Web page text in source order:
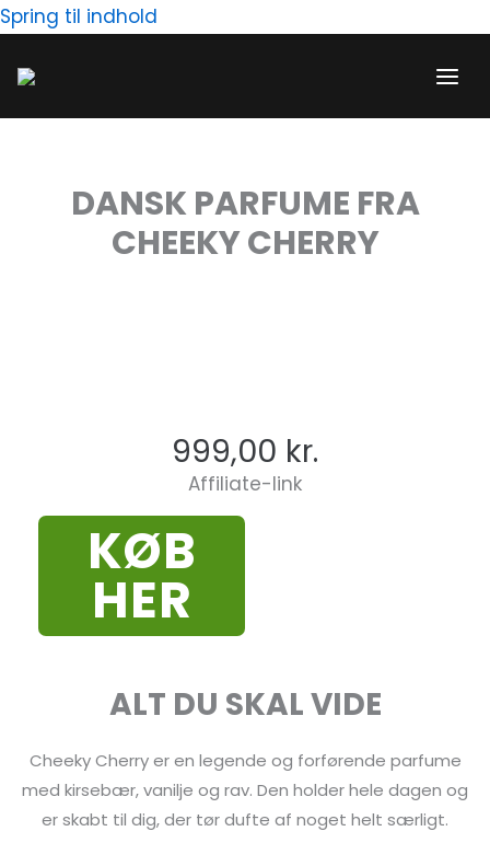
Spring til indhold
DANSK PARFUME FRA
CHEEKY CHERRY
999,00 kr.
Affiliate-link
KØB
HER
ALT DU SKAL VIDE
Cheeky Cherry er en legende og forførende parfume
med kirsebær, vanilje og rav. Den holder hele dagen og
er skabt til dig, der tør dufte af noget helt særligt.